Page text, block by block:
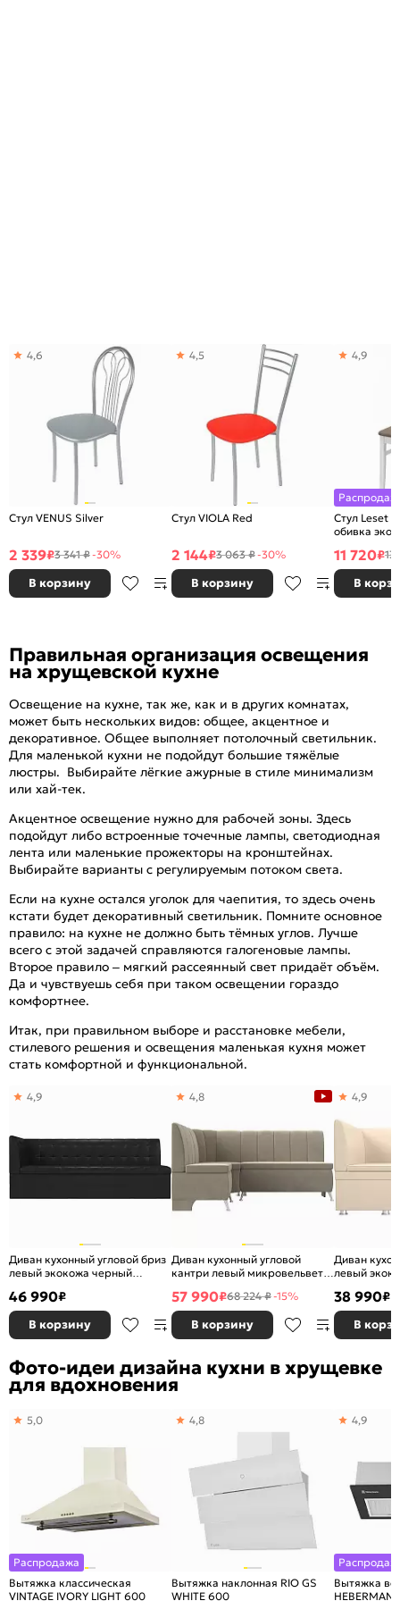
Стул VENUS Silver
4,6
2 339₽3 341 ₽-30%
В корзину
Стул VIOLA Red
4,5
2 144₽3 063 ₽-30%
В корзину
Стул Leset
обивка
4,9
11 720₽13
В
Правильная организация освещения
на хрущевской кухне
Освещение на кухне, так же, как и в других комнатах,
может быть нескольких видов: общее, акцентное и
декоративное. Общее выполняет потолочный светильник.
Для маленькой кухни не подойдут большие тяжёлые
люстры. Выбирайте лёгкие ажурные в стиле минимализм
или хай-тек.
Акцентное освещение нужно для рабочей зоны. Здесь
подойдут либо встроенные точечные лампы, светодиодная
лента или маленькие прожекторы на кронштейнах.
Выбирайте варианты с регулируемым потоком света.
Если на кухне остался уголок для чаепития, то здесь очень
кстати будет декоративный светильник. Помните основное
правило: на кухне не должно быть тёмных углов. Лучше
всего с этой задачей справляются галогеновые лампы.
Второе правило – мягкий рассеянный свет придаёт объём.
Да и чувствуешь себя при таком освещении гораздо
комфортнее.
Итак, при правильном выборе и расстановке мебели,
стилевого решения и освещения маленькая кухня может
стать комфортной и функциональной.
Диван кухонный угловой бриз
левый экокожа черный
4,9
46 990₽
В корзину
Диван кухонный угловой
кантри левый микровельвет
4,8
57 990₽68 224 ₽-15%
В корзину
Диван
левый
4,9
38 990₽
В
Фото-идеи дизайна кухни в хрущевке
для вдохновения
Распродажа
Вытяжка классическая
VINTAGE IVORY LIGHT 600
5,0
Вытяжка наклонная RIO GS
WHITE 600
4,8
Вытяжка
4,9